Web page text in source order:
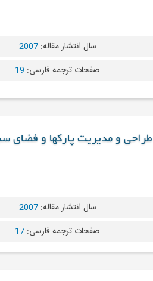
سال انتشار مقاله:2007
صفحات ترجمه فارسی: 19
طراحی و مدیریت پارکها و فضای
سال انتشار مقاله:2007
صفحات ترجمه فارسی: 17